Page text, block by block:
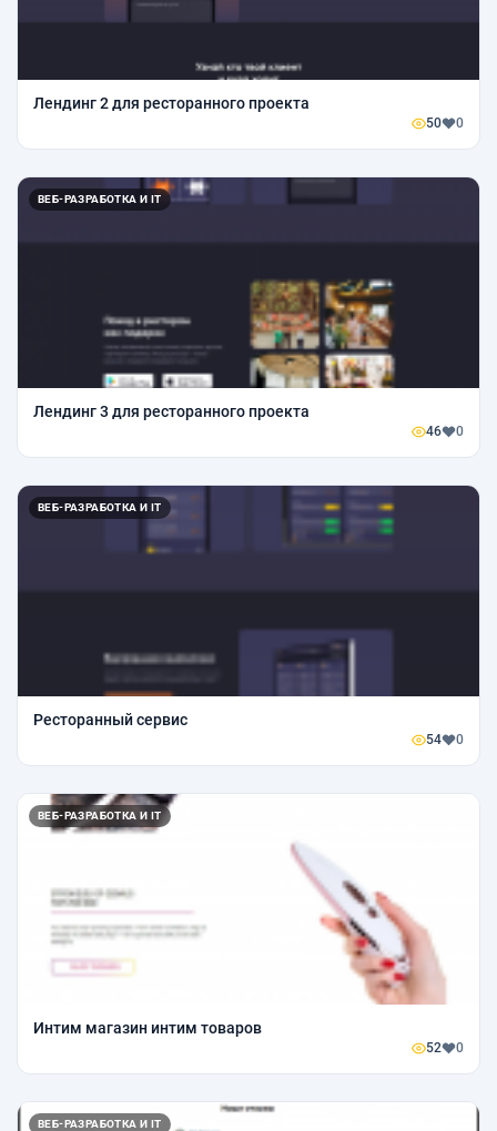
Лендинг 2 для ресторанного проекта
50 0
ВЕБ-РАЗРАБОТКА И IT
Лендинг 3 для ресторанного проекта
46 0
ВЕБ-РАЗРАБОТКА И IT
Ресторанный сервис
54 0
ВЕБ-РАЗРАБОТКА И IT
Интим магазин интим товаров
52 0
ВЕБ-РАЗРАБОТКА И IT